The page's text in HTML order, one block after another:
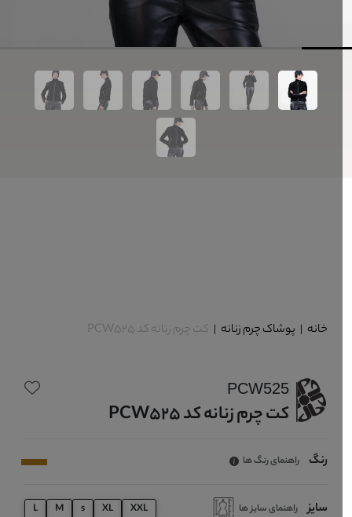
خانه | پوشاک چرم زنانه| کت چرم زنانه کد PCW525
PCW525
کت چرم زنانه کد PCW525
رنگ راهنمای رنگ ها
سایز راهنمای سایز ها XL XXL